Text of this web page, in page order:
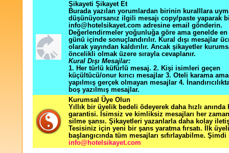
Şikayeti Şikayet Et
Burada yazılan yorumlardan birinin kuralllara
düşünüyorsanız ilgili mesajı copy/paste yaparak
info@hotelsikayet.com adresine email gönderin.
Değerlendirmeler yoğunluğa göre ama genelde
günü içinde sonuçlandırılır. Kural dışı mesajlar
olarak yayından kaldırılır. Ancak şikayetler
öncelikli olmak üzere sırayla cevaplanır.
Kural Dışı Mesajlar:
1. Her türlü küfürlü mesaj. 2. Kişi isimleri geçen
küçültücü/onur kırıcı mesajlar 3. Oteli karama
yapılmış gerçek olmayan mesajlar 4.
boş yazılmış mesajlar.
Kurumsal Üye Olun
Yıllık bir üyelik bedeli ödeyerek daha hızlı
garantisi. İsimsiz ve kimliksiz mesajları her zaman
silme şansı. Şikayetleri yazanlarla daha kolay
Tesisiniz için yeni bir şans yaratma fırsatı. İlk
başlangıcında tüm mesajları sıfırlayabilme. Şimdi
info@hotelsikayet.com